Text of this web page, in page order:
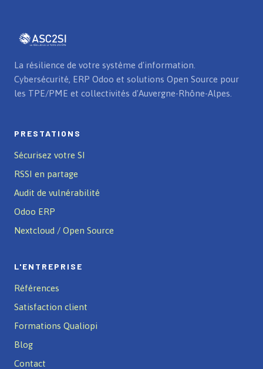
La résilience de votre système d'information.
Cybersécurité, ERP Odoo et solutions Open Source pour
les TPE/PME et collectivités d'Auvergne-Rhône-Alpes.
PRESTATIONS
Sécurisez votre SI
RSSI en partage
Audit de vulnérabilité
Odoo ERP
Nextcloud / Open Source
L'ENTREPRISE
Références
Satisfaction client
Formations Qualiopi
Blog
Contact